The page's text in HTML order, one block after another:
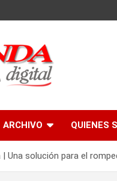
ARCHIVO QUIENES
Una solución para el